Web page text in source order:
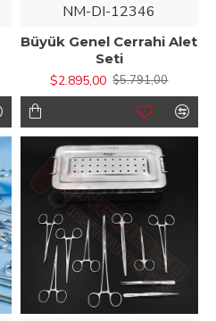
NM-DI-12346
Büyük Genel Cerrahi Alet
Seti
$2.895,00 $5.791,00